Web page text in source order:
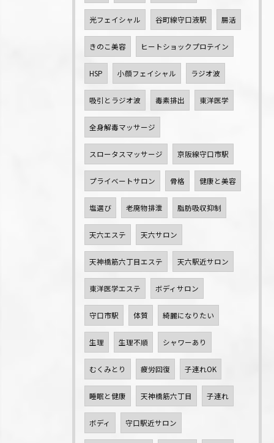
光フェイシャル 谷町線守口液駅 腸活
きのこ美容 ヒートショックプロテイン
HSP 小顔フェイシャル ラジオ波
吸引とラジオ波 毒素排出 東洋医学
全身解毒マッサージ
スロータスマッサージ 京阪線守口市駅
プライベートサロン 骨格 健康と美容
塩選び 老廃物排泄 脂肪吸収抑制
天六エステ 天六サロン
天神橋筋六丁目エステ 天六駅近サロン
東洋医学エステ ボディサロン
守口市駅 体質 綺麗になりたい
生理 生理不順 シャワーあり
むくみとり 疲労回復 子連れOK
睡眠と健康 天神橋筋六丁目 子連れ
ボディ 守口駅近サロン